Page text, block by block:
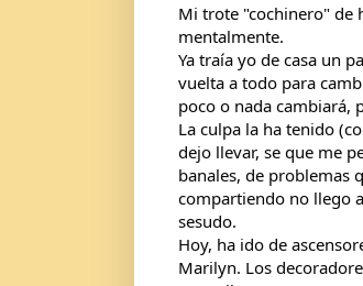
Mi trote "cochinero" de
mentalmente.
Ya traía yo de casa un
vuelta a todo para
poco o nada cambiará,
La culpa la ha tenido
dejo llevar, se que me
banales, de problemas
compartiendo no llego
sesudo.
Hoy, ha ido de
Marilyn. Los